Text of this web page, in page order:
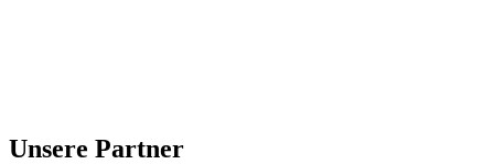
Unsere Partner